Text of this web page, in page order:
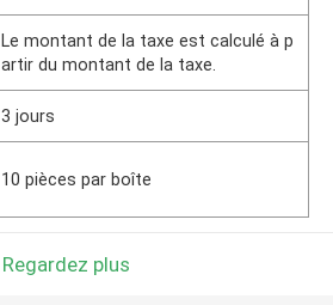
Le montant de la taxe est calculé à p
artir du montant de la taxe.
3 jours
10 pièces par boîte
Regardez plus